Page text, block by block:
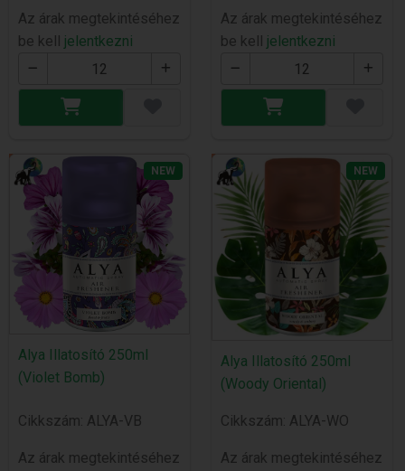
Az árak megtekintéséhez
be kell jelentkezni
Az árak megtekintéséhez
be kell jelentkezni
NEW
Alya Illatosító 250ml
(Violet Bomb)
Cikkszám: ALYA-VB
Az árak megtekintéséhez
NEW
Alya Illatosító 250ml
(Woody Oriental)
Cikkszám: ALYA-WO
Az árak megtekintéséhez